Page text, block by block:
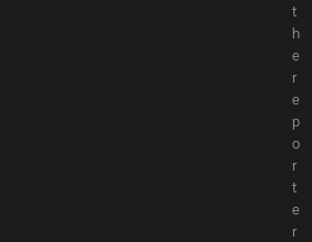
t
h
e
r
e
p
o
r
t
e
r